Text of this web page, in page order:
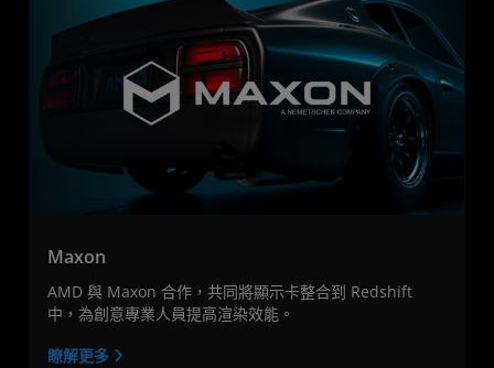
Maxon
AMD 與 Maxon 合作，共同將顯示卡整合到 Redshift
中，為創意專業人員提高渲染效能。
瞭解更多